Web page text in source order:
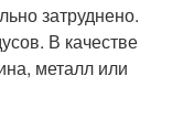
затруднено.
В качестве
металл или